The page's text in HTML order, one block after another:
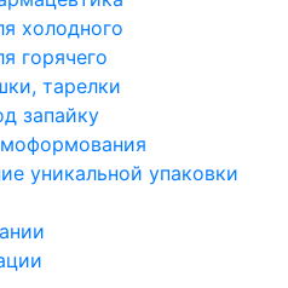
холодного
горячего
тарелки
запайку
уникальной упаковки